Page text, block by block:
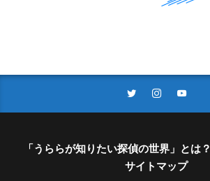
「うららが知りたい探偵の世界」とは？
サイトマップ